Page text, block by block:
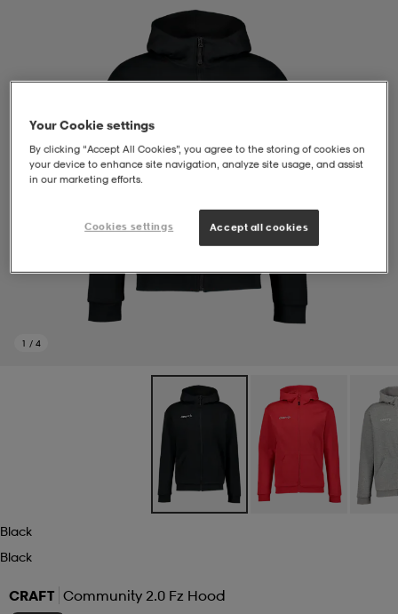
1 / 4
Black
Black
CRAFT Community 2.0 Fz Hood
Your Cookie settings
By clicking “Accept All Cookies”, you agree to the storing of cookies on
your device to enhance site navigation, analyze site usage, and assist
in our marketing efforts.
Cookies settings Accept all cookies